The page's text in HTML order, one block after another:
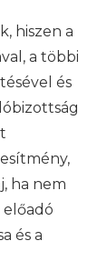
hiszen a
a többi
és
ha nem
előadó
és a